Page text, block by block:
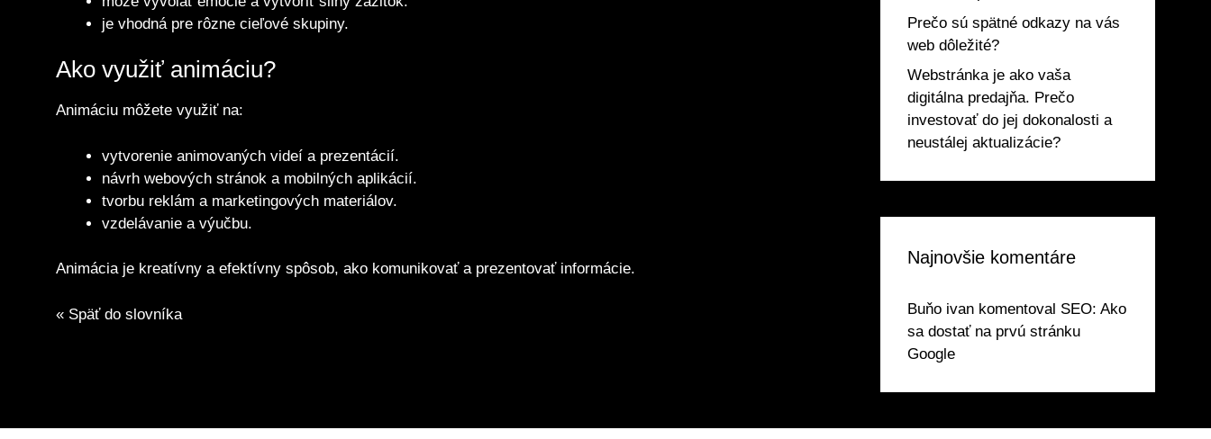
je vhodná pre rôzne cieľové skupiny.
Ako využiť animáciu?
Animáciu môžete využiť na:
vytvorenie animovaných videí a prezentácií.
návrh webových stránok a mobilných aplikácií.
tvorbu reklám a marketingových materiálov.
vzdelávanie a výučbu.
Animácia je kreatívny a efektívny spôsob, ako komunikovať a prezentovať informácie.
« Späť do slovníka
Prečo sú spätné odkazy na vás
web dôležité?
Webstránka je ako vaša
digitálna predajňa. Prečo
investovať do jej dokonalosti a
neustálej aktualizácie?
Najnovšie komentáre
Buňo ivan komentoval SEO: Ako
sa dostať na prvú stránku
Google